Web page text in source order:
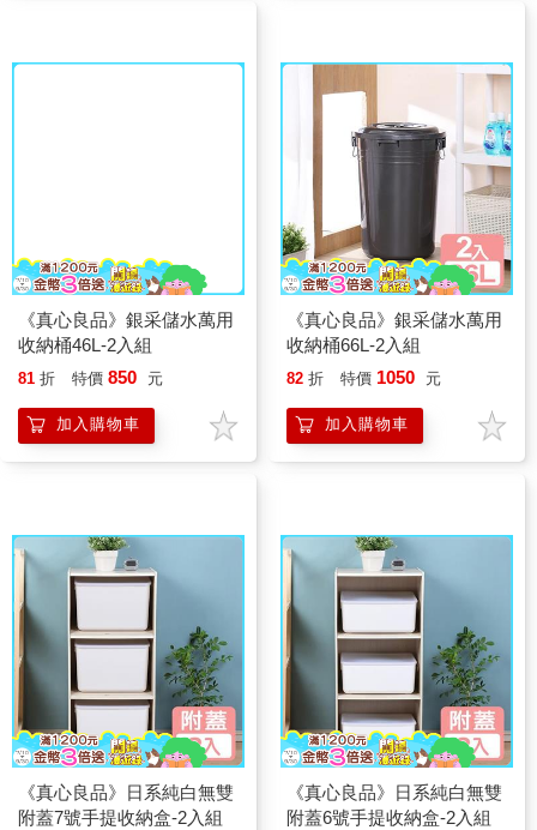
《真心良品》銀采儲水萬用
收納桶46L-2入組
81 折 特價 850 元
加入購物車
《真心良品》銀采儲水萬用
收納桶66L-2入組
82 折 特價 1050 元
加入購物車
《真心良品》日系純白無雙
附蓋7號手提收納盒-2入組
《真心良品》日系純白無雙
附蓋6號手提收納盒-2入組